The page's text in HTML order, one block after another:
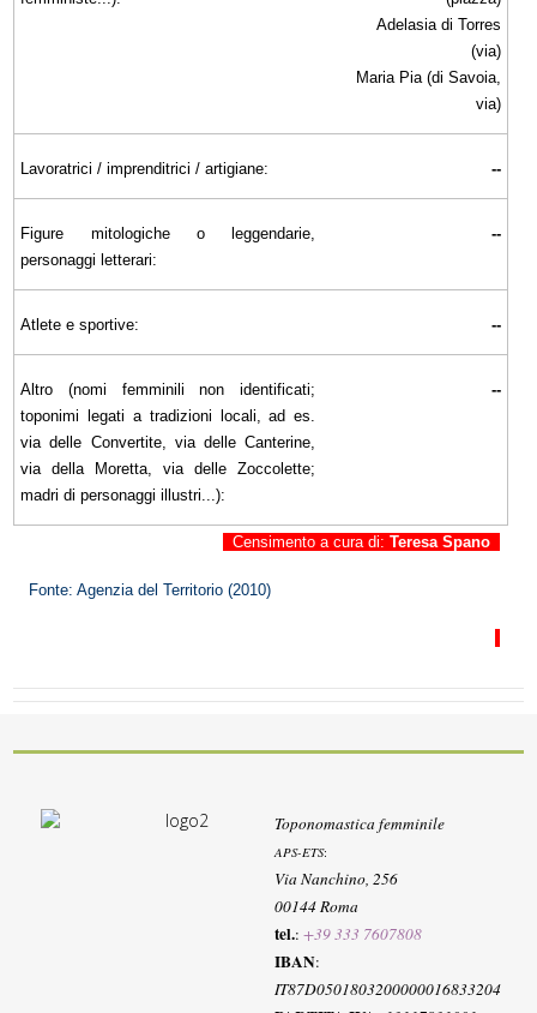
Adelasia di Torres
(via)
Maria Pia (di Savoia,
via)
Lavoratrici / imprenditrici / artigiane: --
Figure mitologiche o leggendarie,
personaggi letterari:
--
Atlete e sportive: --
Altro (nomi femminili non identificati;
toponimi legati a tradizioni locali, ad es.
via delle Convertite, via delle Canterine,
via della Moretta, via delle Zoccolette;
madri di personaggi illustri...):
--
Censimento a cura di: Teresa Spano
Fonte: Agenzia del Territorio (2010)
Toponomastica femminile
APS-ETS:
Via Nanchino, 256
00144 Roma
tel.:+39 333 7607808
IBAN:
IT87D0501803200000016833204